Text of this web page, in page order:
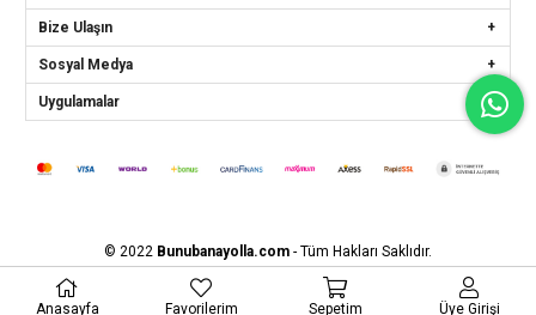
Bize Ulaşın
Sosyal Medya
Uygulamalar
© 2022 Bunubanayolla.com- Tüm Hakları Saklıdır.
Anasayfa Favorilerim Sepetim Üye Girişi